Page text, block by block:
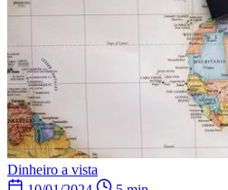
Dinheiro a vista